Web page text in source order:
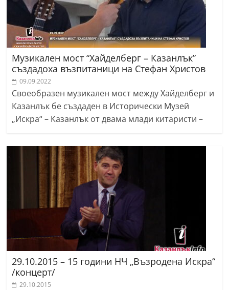
Музикален мост “Хайделберг – Казанлък”
създадоха възпитаници на Стефан Христов
09.09.2022
Своеобразен музикален мост между Хайделберг и
Казанлък бе създаден в Исторически Музей
„Искра“ – Казанлък от двама млади китаристи –
29.10.2015 – 15 години НЧ „Възродена Искра“
/концерт/
29.10.2015